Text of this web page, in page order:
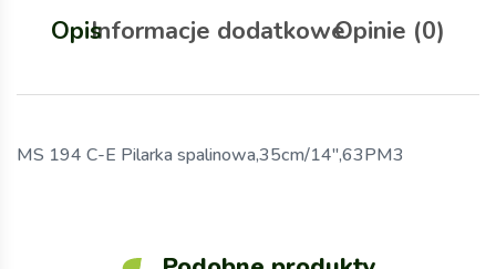
OpisInformacje dodatkoweOpinie (0)
MS 194 C-E Pilarka spalinowa,35cm/14″,63PM3